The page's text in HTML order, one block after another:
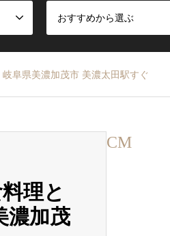
おすすめから選ぶ
阜県美濃加茂市 美濃太田駅すぐ
理と
濃加茂
CM